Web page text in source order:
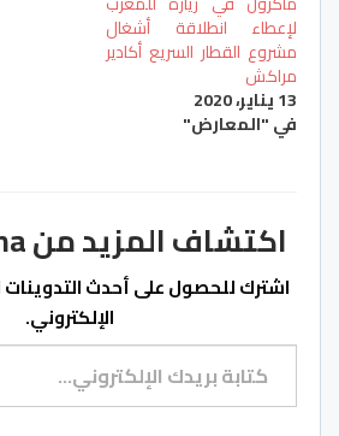
لإعطاء انطلاقة أشغال
مشروع القطار السريع أكادير
مراكش
13 يناير، 2020
في "المعارض"
اكتشاف المزيد من azulpress.ma
اشترك للحصول على أحدث
الإلكتروني.
كتابة بريدك الإلكتروني...